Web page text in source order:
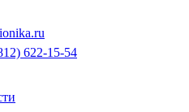
622-15-54